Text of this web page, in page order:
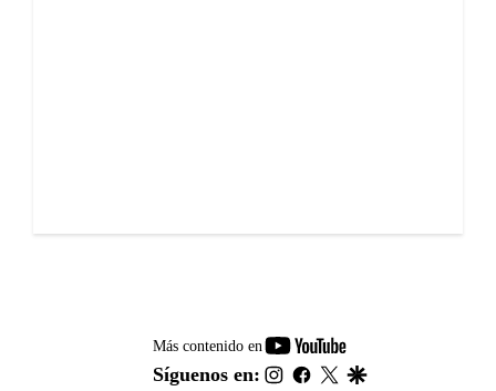
Más contenido en
youtube-
footer
Síguenos en: instagram
facebook
twitter